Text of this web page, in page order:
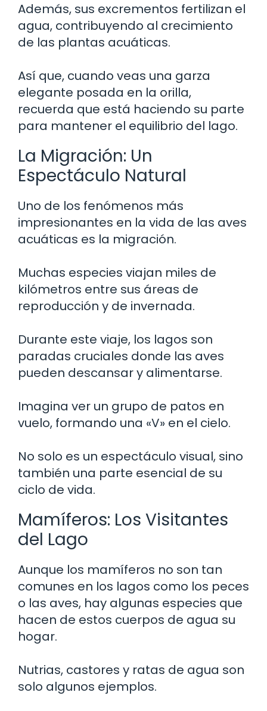
Además, sus excrementos fertilizan el
agua, contribuyendo al crecimiento
de las plantas acuáticas.
Así que, cuando veas una garza
elegante posada en la orilla,
recuerda que está haciendo su parte
para mantener el equilibrio del lago.
La Migración: Un
Espectáculo Natural
Uno de los fenómenos más
impresionantes en la vida de las aves
acuáticas es la migración.
Muchas especies viajan miles de
kilómetros entre sus áreas de
reproducción y de invernada.
Durante este viaje, los lagos son
paradas cruciales donde las aves
pueden descansar y alimentarse.
Imagina ver un grupo de patos en
vuelo, formando una «V» en el cielo.
No solo es un espectáculo visual, sino
también una parte esencial de su
ciclo de vida.
Mamíferos: Los Visitantes
del Lago
Aunque los mamíferos no son tan
comunes en los lagos como los peces
o las aves, hay algunas especies que
hacen de estos cuerpos de agua su
hogar.
Nutrias, castores y ratas de agua son
solo algunos ejemplos.